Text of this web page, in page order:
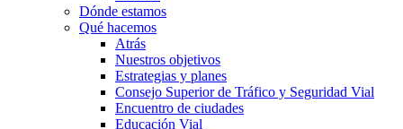
Dónde estamos
Qué hacemos
Atrás
Nuestros objetivos
Estrategias y planes
Consejo Superior de Tráfico y Seguridad Vial
Encuentro de ciudades
Educación Vial